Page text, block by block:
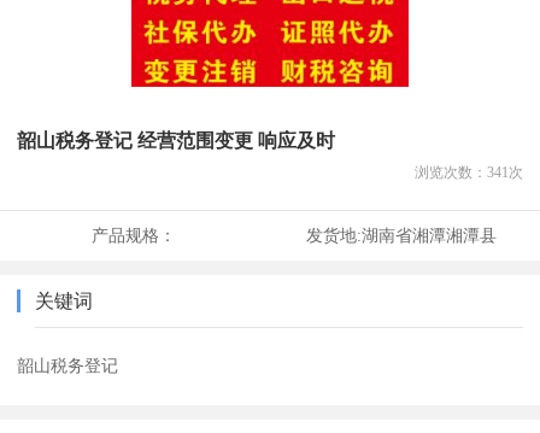
韶山税务登记 经营范围变更 响应及时
浏览次数： 341次
产品规格： 发货地:湖南省湘潭湘潭县
关键词
韶山税务登记